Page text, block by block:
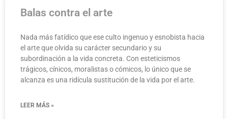
Balas contra el arte
Nada más fatídico que ese culto ingenuo y esnobista hacia
el arte que olvida su carácter secundario y su
subordinación a la vida concreta. Con esteticismos
trágicos, cínicos, moralistas o cómicos, lo único que se
alcanza es una ridícula sustitución de la vida por el arte.
LEER MÁS »